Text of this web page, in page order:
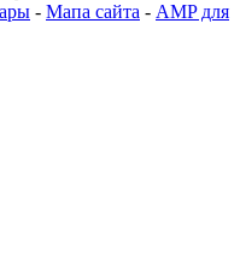
- Мапа сайта - AMP для